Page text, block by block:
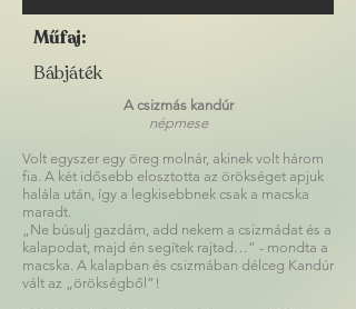
Műfaj:
Bábjáték
A csizmás kandúr
népmese
Volt egyszer egy öreg molnár, akinek volt három
fia. A két idősebb elosztotta az örökséget apjuk
halála után, így a legkisebbnek csak a macska
maradt.
„Ne búsulj gazdám, add nekem a csizmádat és a
kalapodat, majd én segítek rajtad…” - mondta a
macska. A kalapban és csizmában délceg Kandúr
vált az „örökségből”!